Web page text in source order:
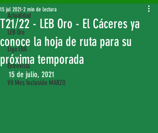
Actualidad
LEB Oro
Liga EBA
Entrevista
VII Mes Inclusión MARZO
T21/22 - LEB Oro - El Cáceres ya
conoce la hoja de ruta para su
próxima temporada
15 jul 2021 2 min de lectura
15 de julio, 2021